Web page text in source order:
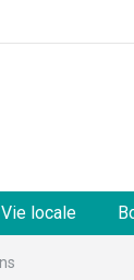
Vie locale